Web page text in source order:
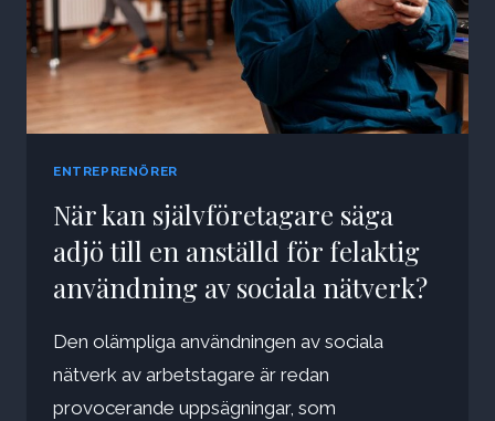
ENTREPRENÖRER
När kan självföretagare säga
adjö till en anställd för felaktig
användning av sociala nätverk?
Den olämpliga användningen av sociala
nätverk av arbetstagare är redan
provocerande uppsägningar, som